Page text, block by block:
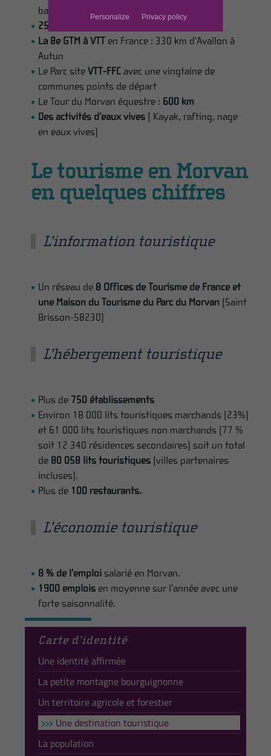
Carte d’identité
Une identité affirmée
La petite montagne bourguignonne
Un territoire agricole et forestier
Une destination touristique
La population
balisés
2500 km
La 8e GTM à VTT en France : 330 km d’Avallon à
Autun
Le Parc siteVTT-FFC avec une vingtaine de
communes points de départ
Le Tour du Morvan équestre : 600 km
Des activités d’eaux vives ( Kayak, rafting, nage
en eaux vives)
Le tourisme en Morvan
en quelques chiffres
L’information touristique
Un réseau de 8 Offices de Tourisme de France et
une Maison du Tourisme du Parc du Morvan (Saint
Brisson-58230)
L’hébergement touristique
Plus de 750 établissements
Environ 18 000 lits touristiques marchands (23%)
et 61 000 lits touristiques non marchands (77 %
soit 12 340 résidences secondaires) soit un total
de 80 058 lits touristiques (villes partenaires
incluses).
Plus de 100 restaurants.
L’économie touristique
8 % de l’emploi salarié en Morvan.
1900 emplois en moyenne sur l’année avec une
forte saisonnalité.
Personalize Privacy policy